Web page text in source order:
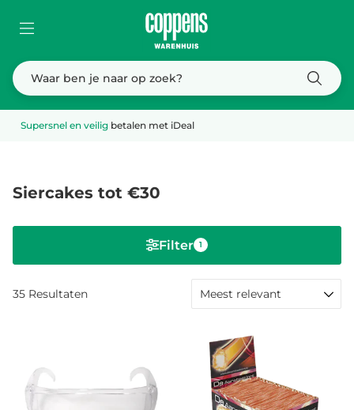
Dévuurwerkspecialistvan Brabant
Siercakes tot €30
Filter 1
35 Resultaten Meest relevant